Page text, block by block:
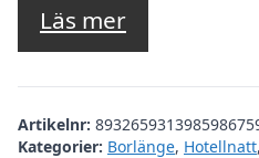
Läs mer
Artikelnr:
Kategorier: Borlänge, Hotellnatt,